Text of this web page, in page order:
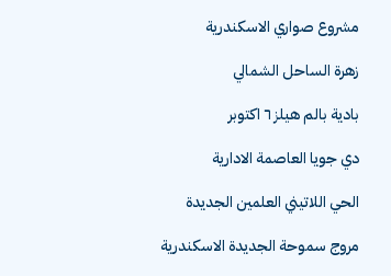
مشروع صواري الاسكندرية
زهرة الساحل الشمالي
بادية بالم هيلز ٦ اكتوبر
دي جويا العاصمة الادارية
الحي اللاتيني العلمين الجديدة
مروج سموحة الجديدة الاسكندرية